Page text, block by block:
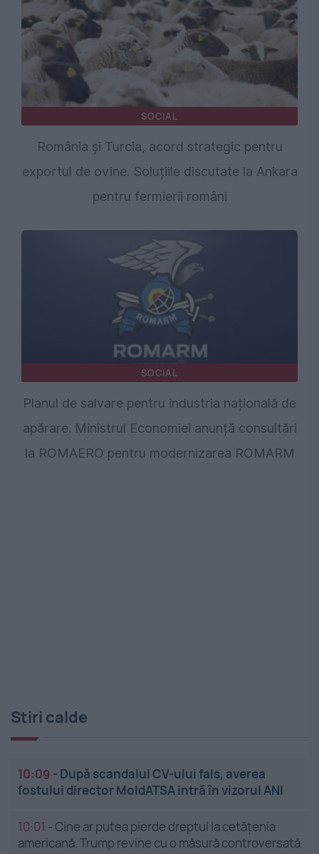
SOCIAL
România și Turcia, acord strategic pentru
exportul de ovine. Soluțiile discutate la Ankara
pentru fermierii români
SOCIAL
Planul de salvare pentru industria națională de
apărare. Ministrul Economiei anunță consultări
la ROMAERO pentru modernizarea ROMARM
Stiri calde
10:09 - După scandalul CV-ului fals, averea
fostului director MoldATSA intră în vizorul ANI
10:01 -Cine ar putea pierde dreptul la cetățenia
americană. Trump revine cu o măsură controversată